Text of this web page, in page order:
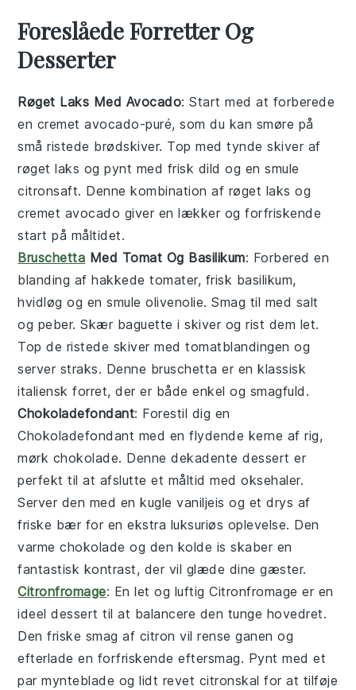
Foreslåede Forretter Og
Desserter
Røget Laks Med Avocado: Start med at forberede
en cremet avocado-puré, som du kan smøre på
småristede brødskiver. Top med tynde skiver af
røget laks og pynt med frisk dild og en smule
citronsaft. Denne kombination af røget laks og
cremet avocado giver en lækker og forfriskende
start på måltidet.
Bruschetta Med Tomat Og Basilikum: Forbered en
blanding afhakkede tomater, frisk basilikum,
hvidløg og en smuleolivenolie. Smag til med salt
og peber. Skær baguette i skiver og rist dem let.
Top de ristede skiver med tomatblandingen og
server straks. Denne bruschetta er en klassisk
italiensk forret, der er både enkel og smagfuld.
Chokoladefondant: Forestil dig en
Chokoladefondant med en flydende kerne af rig,
mørk chokolade. Denne dekadente dessert er
perfekt til at afslutte et måltid med oksehaler.
Server den med en kugle vaniljeis og et drys af
friske bær for en ekstra luksuriøs oplevelse. Den
varme chokolade og den kolde is skaber en
fantastisk kontrast, der vil glæde dine gæster.
Citronfromage: En let og luftigCitronfromage er en
ideel dessert til at balancere den tunge hovedret.
Den friske smag af citron vil rense ganen og
efterlade en forfriskende eftersmag. Pynt med et
par mynteblade og lidt revet citronskal for at tilføje